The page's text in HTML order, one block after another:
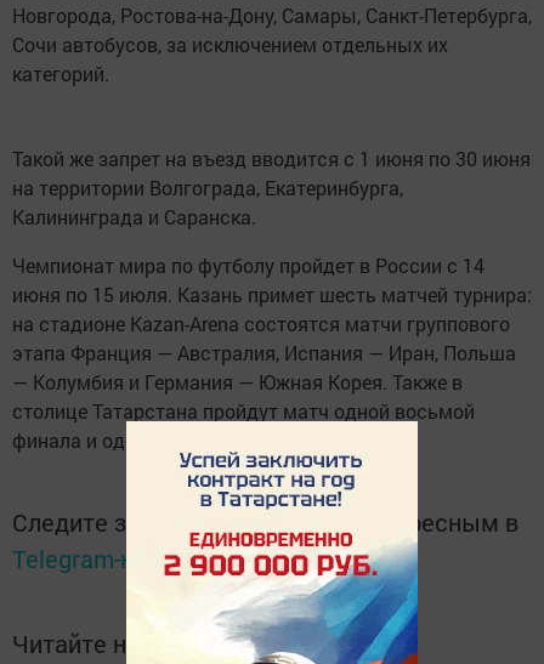
Новгорода, Ростова-на-Дону, Самары, Санкт-Петербурга,
Сочи автобусов, за исключением отдельных их
категорий.
Такой же запрет на въезд вводится с 1 июня по 30 июня
на территории Волгограда, Екатеринбурга,
Калининграда и Саранска.
Чемпионат мира по футболу пройдет в России с 14
июня по 15 июля. Казань примет шесть матчей турнира:
на стадионе Kazan-Arena состоятся матчи группового
этапа Франция — Австралия, Испания — Иран, Польша
— Колумбия и Германия — Южная Корея. Также в
столице Татарстана пройдут матч одной восьмой
финала и один четвертьфинал.
Следите за самым важным и интересным в
Telegram-каналеТатмедиа
Читайте новости Татарстана в